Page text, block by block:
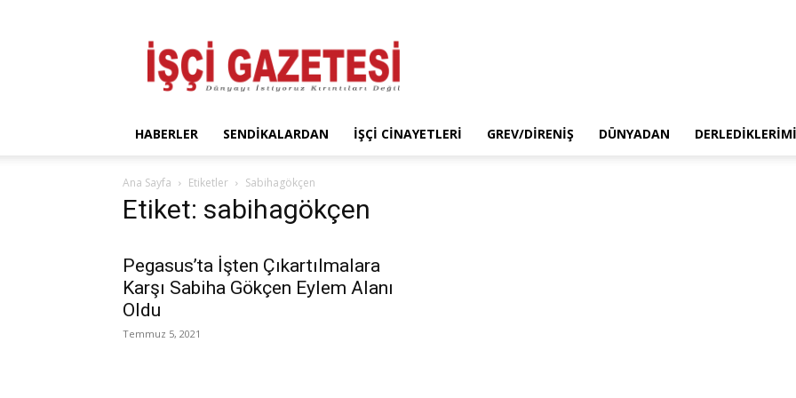
Gazetesi
HABERLER SENDIKALARDAN İŞÇI CINAYETLERI GREV/DIRENIŞ DÜNYADAN
Ana Sayfa Etiketler Sabihagökçen
Etiket: sabihagökçen
Pegasus’ta İşten Çıkartılmalara
Karşı Sabiha Gökçen Eylem Alanı
Oldu
Temmuz 5, 2021